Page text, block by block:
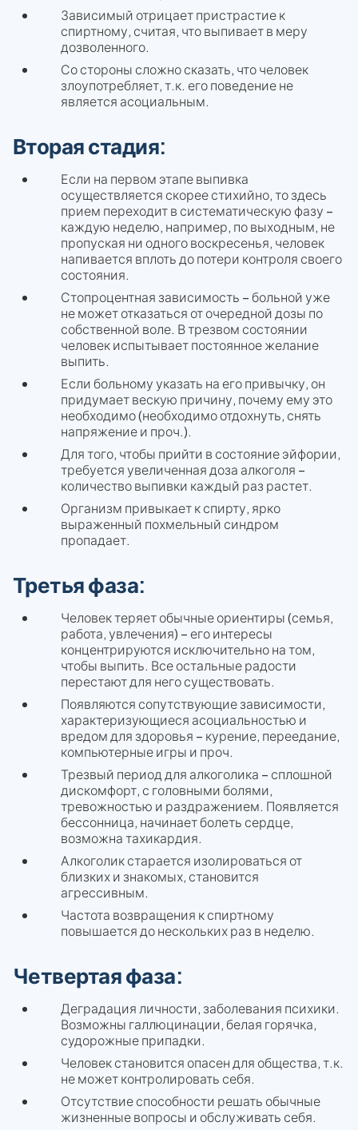
Зависимый отрицает пристрастие к
спиртному, считая, что выпивает в меру
дозволенного.
Со стороны сложно сказать, что человек
злоупотребляет, т.к. его поведение не
является асоциальным.
Вторая стадия:
Если на первом этапе выпивка
осуществляется скорее стихийно, то здесь
прием переходит в систематическую фазу –
каждую неделю, например, по выходным, не
пропуская ни одного воскресенья, человек
напивается вплоть до потери контроля своего
состояния.
Стопроцентная зависимость – больной уже
не может отказаться от очередной дозы по
собственной воле. В трезвом состоянии
человек испытывает постоянное желание
выпить.
Если больному указать на его привычку, он
придумает вескую причину, почему ему это
необходимо (необходимо отдохнуть, снять
напряжение и проч.).
Для того, чтобы прийти в состояние эйфории,
требуется увеличенная доза алкоголя –
количество выпивки каждый раз растет.
Организм привыкает к спирту, ярко
выраженный похмельный синдром
пропадает.
Третья фаза:
Человек теряет обычные ориентиры (семья,
работа, увлечения) – его интересы
концентрируются исключительно на том,
чтобы выпить. Все остальные радости
перестают для него существовать.
Появляются сопутствующие зависимости,
характеризующиеся асоциальностью и
вредом для здоровья – курение, переедание,
компьютерные игры и проч.
Трезвый период для алкоголика – сплошной
дискомфорт, с головными болями,
тревожностью и раздражением. Появляется
бессонница, начинает болеть сердце,
возможна тахикардия.
Алкоголик старается изолироваться от
близких и знакомых, становится
агрессивным.
Частота возвращения к спиртному
повышается до нескольких раз в неделю.
Четвертая фаза:
Деградация личности, заболевания психики.
Возможны галлюцинации, белая горячка,
судорожные припадки.
Человек становится опасен для общества, т.к.
не может контролировать себя.
Отсутствие способности решать обычные
жизненные вопросы и обслуживать себя.